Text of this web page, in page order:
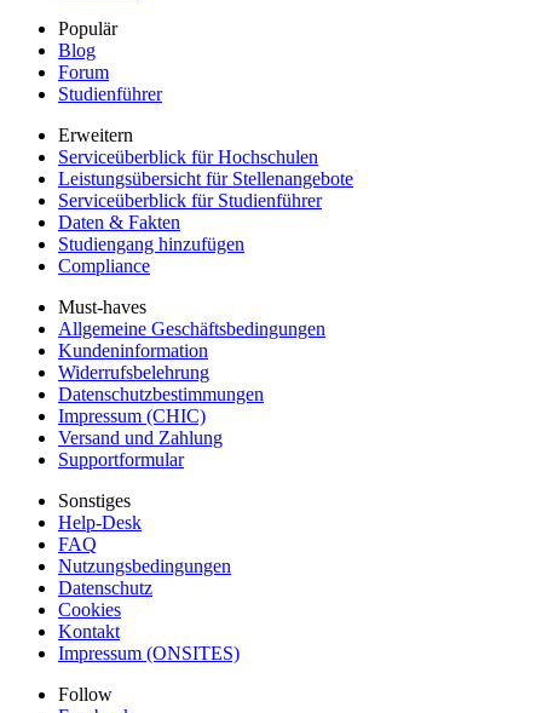
Populär
Blog
Forum
Studienführer
Erweitern
Serviceüberblick für Hochschulen
Leistungsübersicht für Stellenangebote
Serviceüberblick für Studienführer
Daten & Fakten
Studiengang hinzufügen
Compliance
Must-haves
Allgemeine Geschäftsbedingungen
Kundeninformation
Widerrufsbelehrung
Datenschutzbestimmungen
Impressum (CHIC)
Versand und Zahlung
Supportformular
Sonstiges
Help-Desk
FAQ
Nutzungsbedingungen
Datenschutz
Cookies
Kontakt
Impressum (ONSITES)
Follow